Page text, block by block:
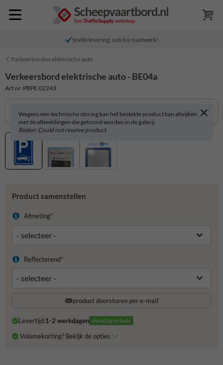
Snelle levering, ook bij maatwerk!
Parkeerborden elektrische auto
Verkeersbord elektrische auto - BE04a
Art.nr. PBPE.02243
Wegens een technische storing kan het bestelde product kan afwijken
met de afbeeldingen die getoond worden in de galerij.
Reden: Could not resolve product
Product samenstellen
Afmeting*
Reflecterend*
product doorsturen per e-mail
Levertijd:1-2 werkdagen dinsdag in huis
Volumekorting? Bekijk de opties